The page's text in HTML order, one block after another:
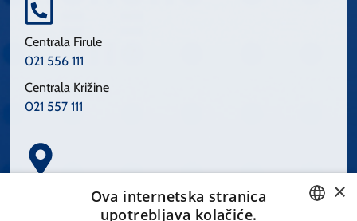
Centrala Firule
021 556 111
Centrala Križine
021 557 111
Spinčićeva 1, 21000 Split
×
Ova internetska stranica
upotrebljava kolačiće.